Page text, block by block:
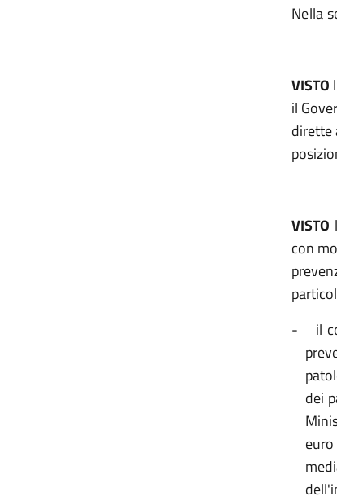
Nella
VISTO
il
dirette
VISTO
con
-
il
dei